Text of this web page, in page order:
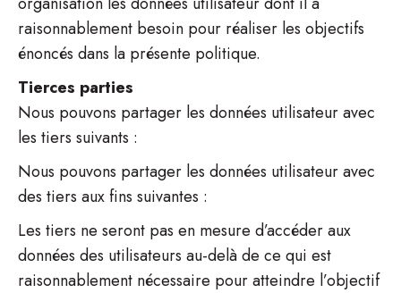
raisonnablement besoin pour réaliser les objectifs
énoncés dans la présente politique.
Tierces parties
Nous pouvons partager les données utilisateur avec
les tiers suivants :
Nous pouvons partager les données utilisateur avec
des tiers aux fins suivantes :
Les tiers ne seront pas en mesure d’accéder aux
données des utilisateurs au-delà de ce qui est
raisonnablement nécessaire pour atteindre l’objectif